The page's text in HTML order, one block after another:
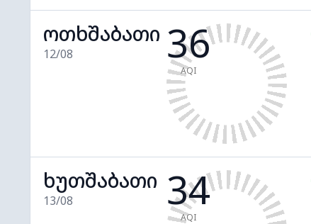
ოთხშაბათი
12/08 36
AQI
ხუთშაბათი
13/08 34
AQI